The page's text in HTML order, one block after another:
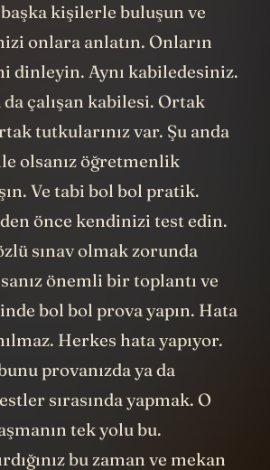
kişilerle buluşun ve
onlara anlatın. Onların
dinleyin. Aynı kabiledesiniz.
çalışan kabilesi. Ortak
tutkularınız var. Şu anda
olsanız öğretmenlik
Ve tabi bol bol pratik.
önce kendinizi test edin.
sınav olmak zorunda
önemli bir toplantı ve
bol bol prova yapın. Hata
Herkes hata yapıyor.
provanızda ya da
sırasında yapmak. O
tek yolu bu.
bu zaman ve mekan